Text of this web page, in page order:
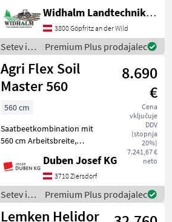
zwei Walzen hinten, 56
Zinken 32x 10, Setev in nega
Setvena kombinacija
Widhalm Landtechnik GmbH
3800 Göpfritz an der Wild
Setev in
nega /
Sonstige
Premium Plus prodajalec
Agri Flex Soil
Master 560
8.690
€
Cena
vključuje
DDV
(stopnja
20%)
7.241,67 €
neto
560 cm
Saatbeetkombination mit
560 cm Arbeitsbreite,
Flacheisenwalze vorne,
pendelnde Doppelwalze
hinten, Federzinken, 2 Paar
Spurlockerer, beweglich
Duben Josef KG
3710 Ziersdorf
Setev in
nega /
Agri Flex
Premium Plus prodajalec
Lemken Helidor